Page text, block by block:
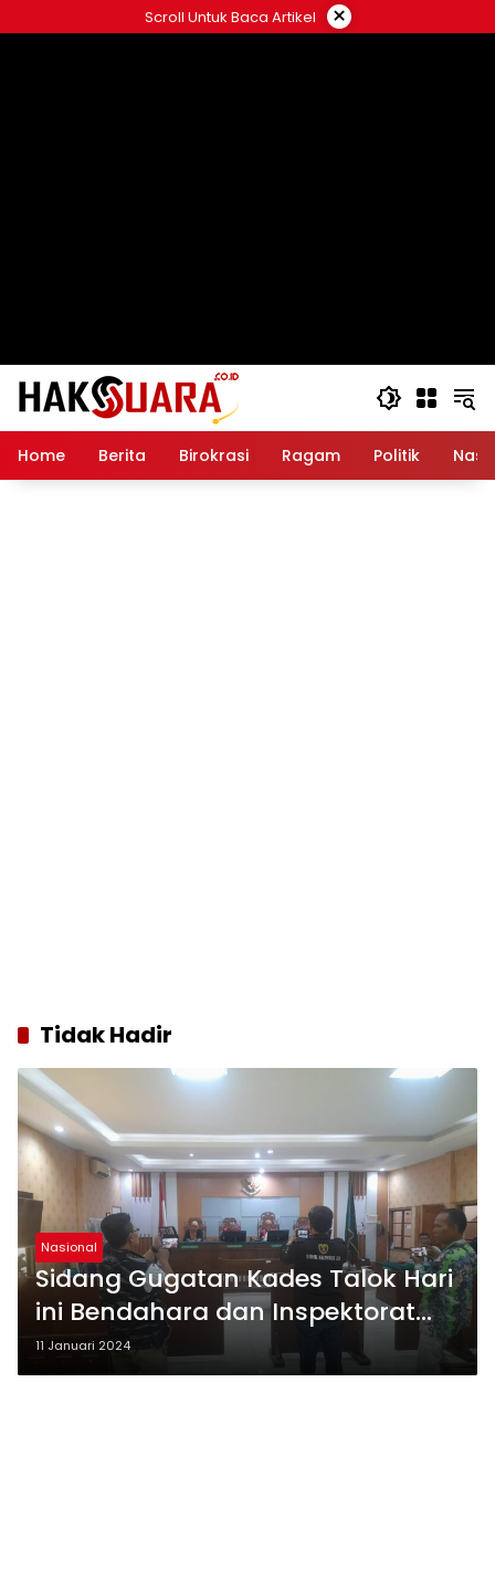
ke
Scroll Untuk Baca Artikel ×
Home Berita Birokrasi Ragam Politik
Tidak Hadir
Nasional
Sidang Gugatan Kades Talok Hari
ini Bendahara dan Inspektorat
Tidak Hadir
11 Januari 2024